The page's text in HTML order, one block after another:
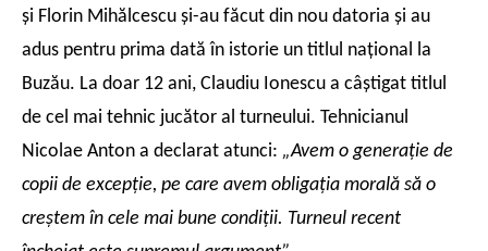
şi Florin Mihălcescu şi-au făcut din nou datoria şi au
adus pentru prima dată în istorie un titlul naţional la
Buzău. La doar 12 ani, Claudiu Ionescu a câştigat titlul
de cel mai tehnic jucător al turneului. Tehnicianul
Nicolae Anton a declarat atunci: „Avem o generaţie de
copii de excepţie, pe care avem obligaţia morală să o
creştem în cele mai bune condiţii. Turneul recent